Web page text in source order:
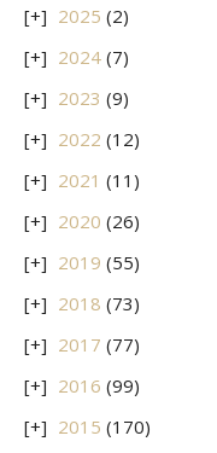
2025 (2)
2024 (7)
2023 (9)
2022 (12)
2021 (11)
2020 (26)
2019 (55)
2018 (73)
2017 (77)
2016 (99)
2015 (170)